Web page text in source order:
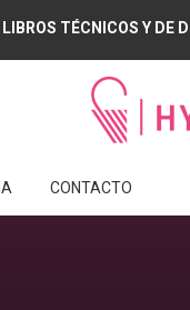
TÉCNICOS Y
CONTACTO